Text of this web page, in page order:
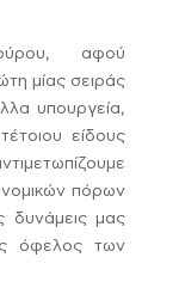
αφού
μίας σειράς
υπουργεία,
είδους
πόρων
δυνάμεις μας
όφελος των